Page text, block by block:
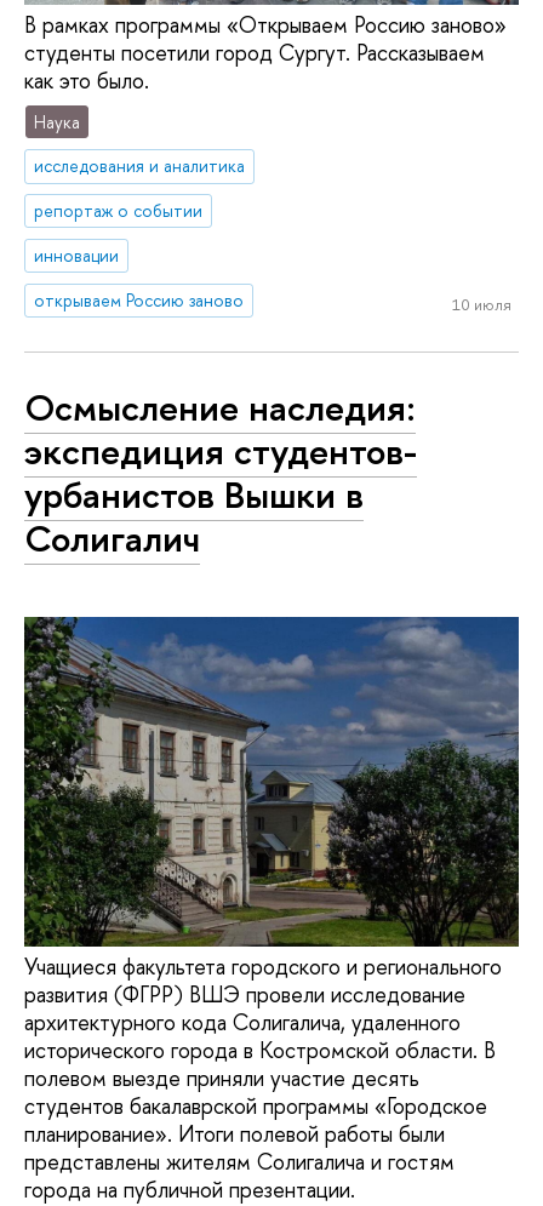
В рамках программы «Открываем Россию заново»
студенты посетили город Сургут. Рассказываем
как это было.
Наука
исследования и аналитика
репортаж о событии
инновации
открываем Россию заново
10 июля
Осмысление наследия:
экспедиция студентов-
урбанистов Вышки в
Солигалич
Учащиеся факультета городского и регионального
развития (ФГРР) ВШЭ провели исследование
архитектурного кода Солигалича, удаленного
исторического города в Костромской области. В
полевом выезде приняли участие десять
студентов бакалаврской программы «Городское
планирование». Итоги полевой работы были
представлены жителям Солигалича и гостям
города на публичной презентации.